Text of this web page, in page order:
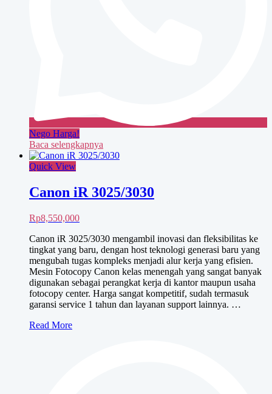
Nego Harga!
Baca selengkapnya
Quick View
Canon iR 3025/3030
Rp8,550,000
Canon iR 3025/3030 mengambil inovasi dan fleksibilitas ke
tingkat yang baru, dengan host teknologi generasi baru yang
mengubah tugas kompleks menjadi alur kerja yang efisien.
Mesin Fotocopy Canon kelas menengah yang sangat banyak
digunakan sebagai perangkat kerja di kantor maupun usaha
fotocopy center. Harga sangat kompetitif, sudah termasuk
garansi service 1 tahun dan layanan support lainnya. …
Canon
Read More